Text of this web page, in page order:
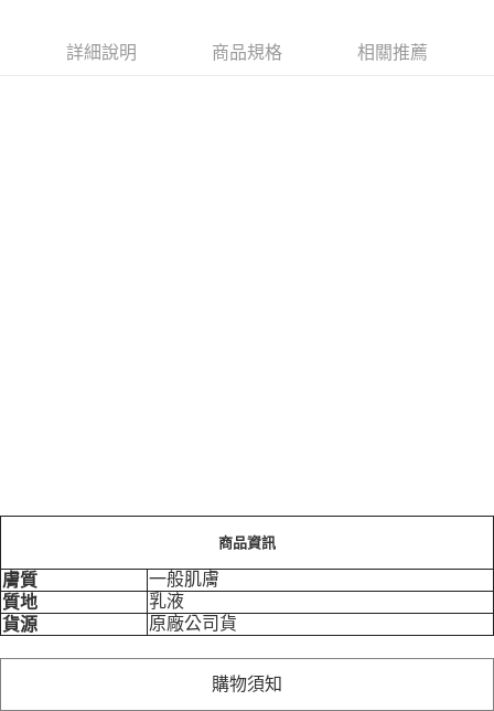
宅配［需2-3個工作天不含預購商品］
詳細說明 商品規格 相關推薦
商品資訊
膚質
一般肌膚
質地
乳液
貨源
原廠公司貨
購物須知